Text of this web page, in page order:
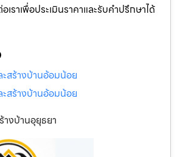
ราเพื่อประเมินราคาและรับคำปรึกษาได้
สร้างบ้านอ้อมน้อย
สร้างบ้านอ้อมน้อย
งบ้านอุยุธยา